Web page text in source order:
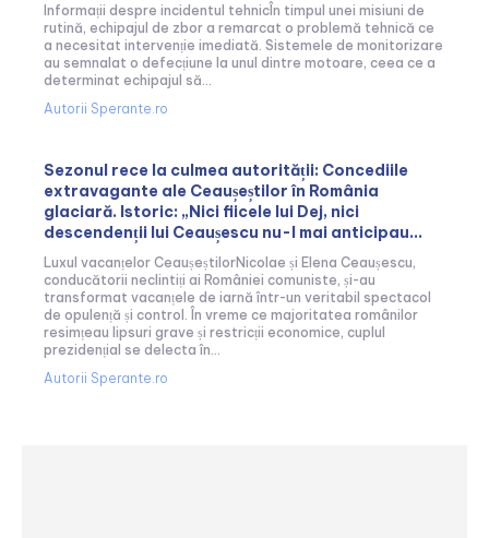
Informații despre incidentul tehnicÎn timpul unei misiuni de
rutină, echipajul de zbor a remarcat o problemă tehnică ce
a necesitat intervenție imediată. Sistemele de monitorizare
au semnalat o defecțiune la unul dintre motoare, ceea ce a
determinat echipajul să...
Autorii Sperante.ro
Sezonul rece la culmea autorității: Concediile
extravagante ale Ceaușeștilor în România
glaciară. Istoric: „Nici fiicele lui Dej, nici
descendenții lui Ceaușescu nu-l mai anticipau...
Luxul vacanțelor CeaușeștilorNicolae și Elena Ceaușescu,
conducătorii neclintiți ai României comuniste, și-au
transformat vacanțele de iarnă într-un veritabil spectacol
de opulență și control. În vreme ce majoritatea românilor
resimțeau lipsuri grave și restricții economice, cuplul
prezidențial se delecta în...
Autorii Sperante.ro